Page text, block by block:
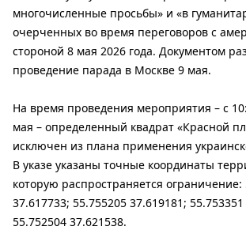
многочисленные просьбы» и «в
очерченных во время переговоров с
стороной 8 мая 2026 года. Документом
проведение парада в Москве 9 мая.
На время проведения мероприятия – с
мая – определенный квадрат «Красной
исключен из плана применения
В указе указаны точные координаты
которую распространяется ограничение:
37.617733; 55.755205 37.619181;
55.752504 37.621538.